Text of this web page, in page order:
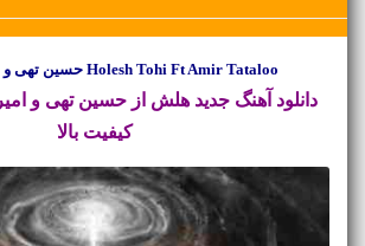
Holesh Tohi Ft Amir Tataloo حسین تهی و امیر تتلو هلش
دانلود آهنگ جدید هلش از حسین تهی و
کیفیت بالا